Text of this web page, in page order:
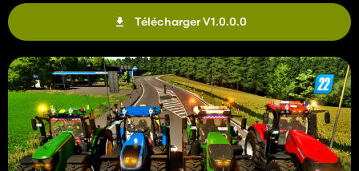
Télécharger V1.0.0.0